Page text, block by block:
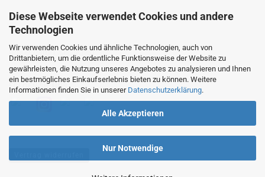
Diese Webseite verwendet Cookies und andere
Technologien
Wir verwenden Cookies und ähnliche Technologien, auch von
Drittanbietern, um die ordentliche Funktionsweise der Website zu
gewährleisten, die Nutzung unseres Angebotes zu analysieren und Ihnen
ein bestmögliches Einkaufserlebnis bieten zu können. Weitere
Informationen finden Sie in unserer Datenschutzerklärung.
Alle Akzeptieren
Nur Notwendige
Mittwoch geschlossen
Online Termin aussuchen
FOLGEN SIE UNS